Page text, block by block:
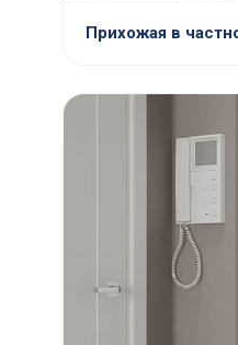
Прихожая в